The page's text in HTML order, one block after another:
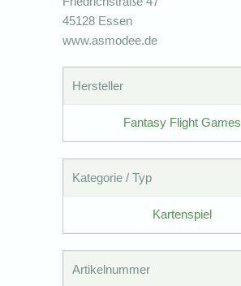
45128 Essen
www.asmodee.de
Hersteller
Fantasy Flight Games
Kategorie / Typ
Kartenspiel
Artikelnummer